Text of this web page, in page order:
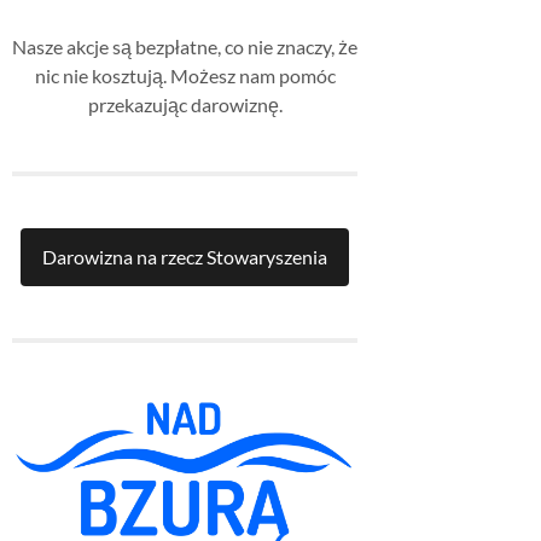
Nasze akcje są bezpłatne, co nie znaczy, że
nic nie kosztują. Możesz nam pomóc
przekazując darowiznę.
Darowizna na rzecz Stowaryszenia